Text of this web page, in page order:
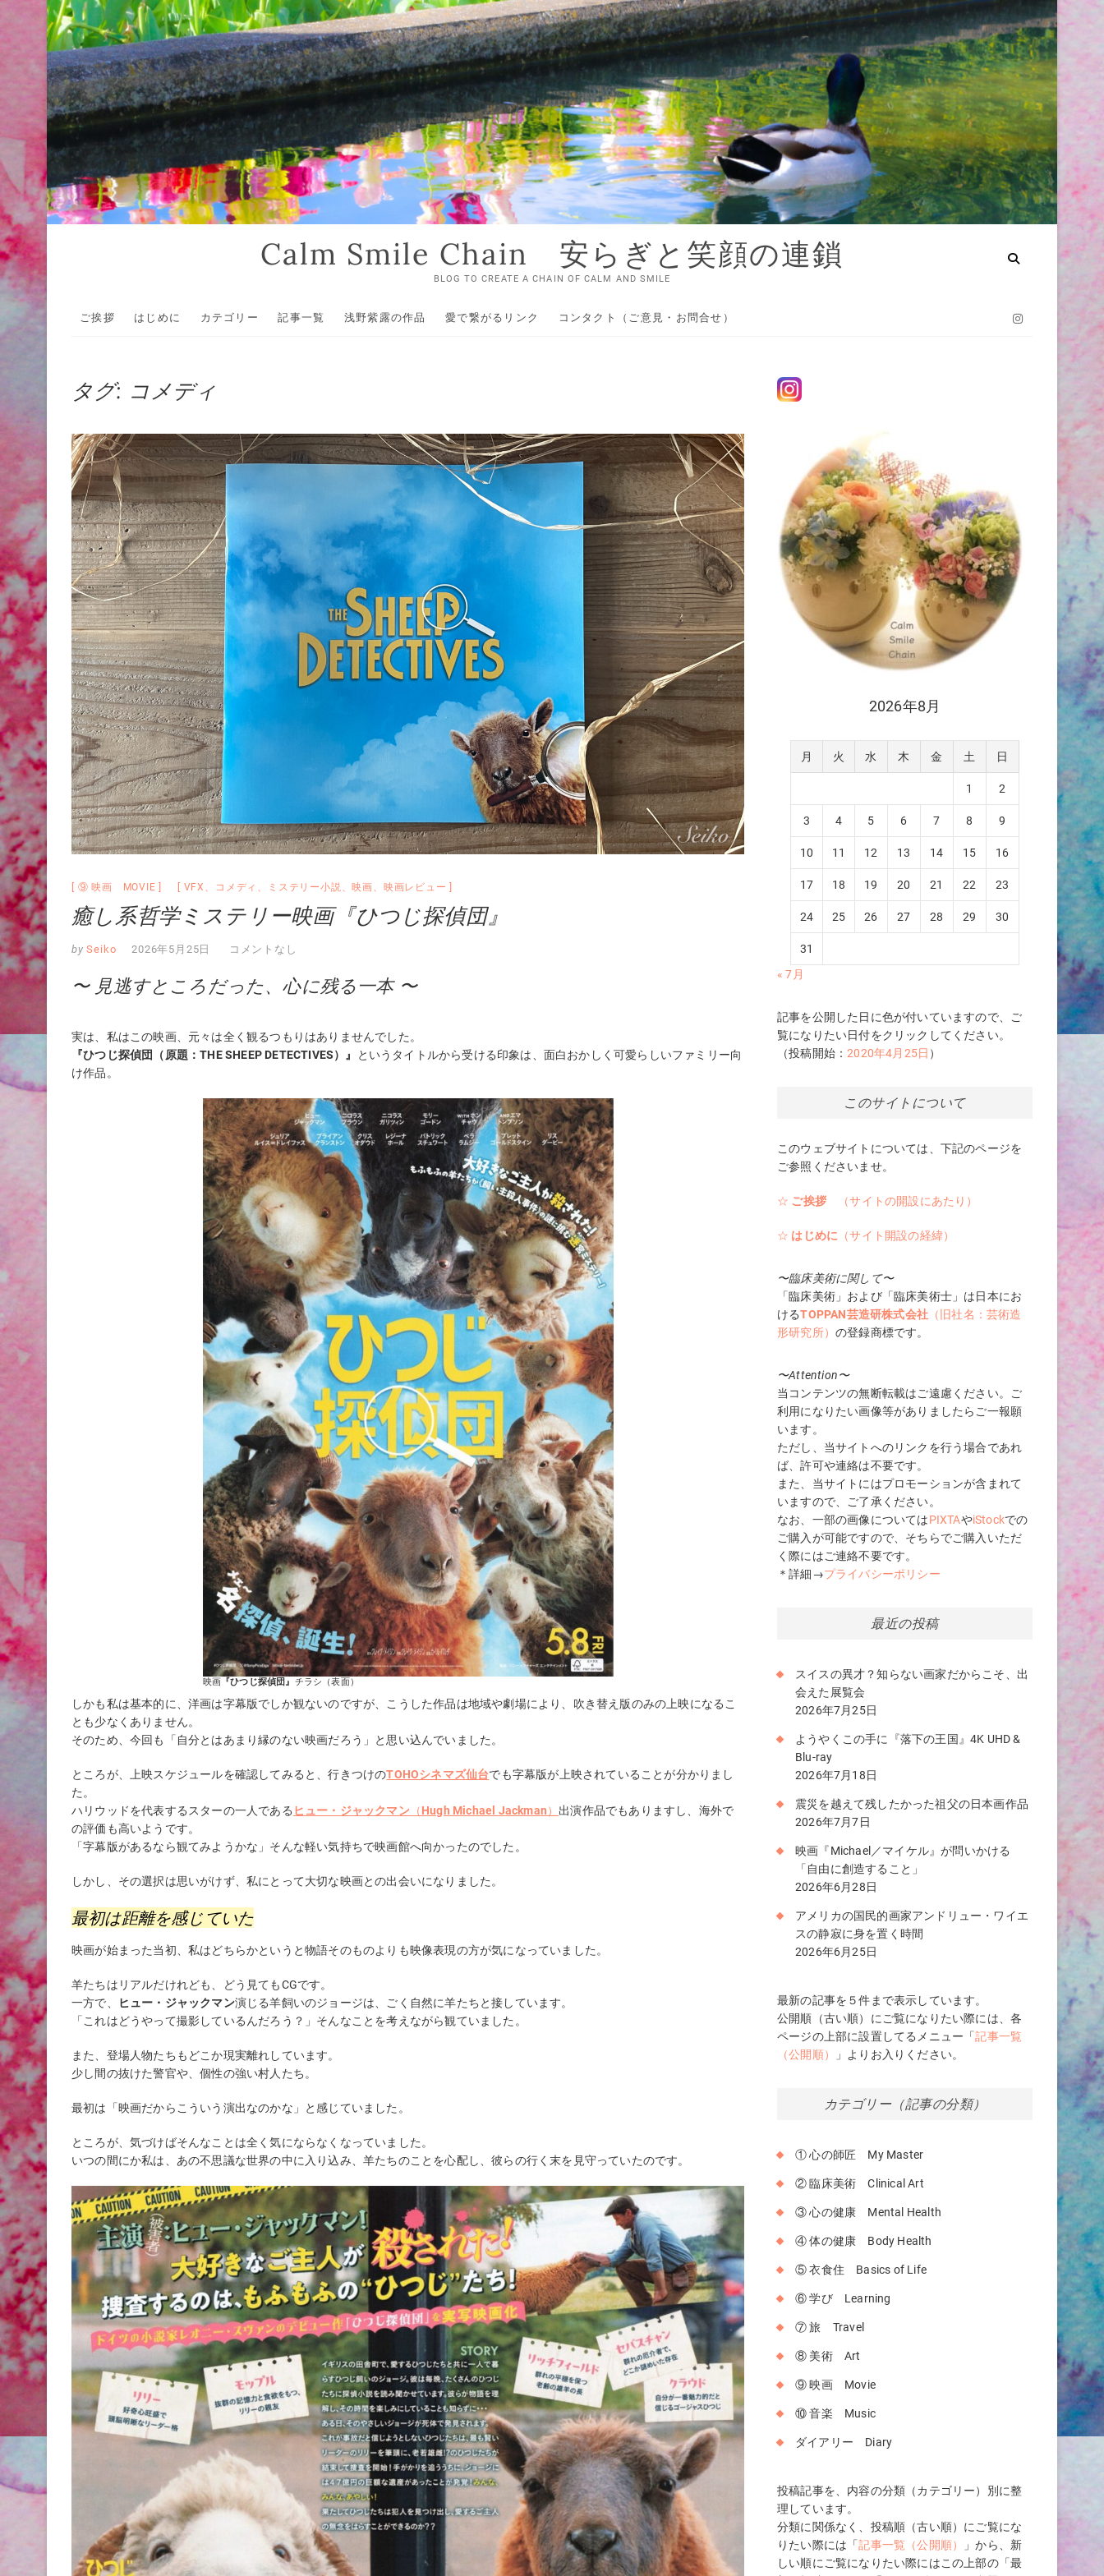
Calm Smile Chain 安らぎと笑顔の連鎖
BLOG TO CREATE A CHAIN OF CALM AND SMILE
Instagram
ご挨拶 はじめに カテゴリー 記事一覧 浅野紫露の作品 愛で繋がるリンク コンタクト（ご意見・お問合せ）
タグ: コメディ
⑨ 映画 MOVIE VFX 、 コメディ 、 ミステリー小説、 映画、 映画レビュー
癒し系哲学ミステリー映画『ひつじ探偵団』
by Seiko 2026年5月25日 コメントなし
〜 見逃すところだった、心に残る一本 〜
実は、私はこの映画、元々は全く観るつもりはありませんでした。
『ひつじ探偵団（原題：THE SHEEP DETECTIVES）』
というタイトルから受ける印象は、面白おかしく可愛らしいファミリー向
け作品。
映画『ひつじ探偵団』 チラシ（表面）
しかも私は基本的に、洋画は字幕版でしか観ないのですが、こうした作品は地域や劇場により、吹き替え版のみの上映になるこ
とも少なくありません。
そのため、今回も「自分とはあまり縁のない映画だろう」と思い込んでいました。
ところが、上映スケジュールを確認してみると、行きつけのTOHOシネマズ仙台でも字幕版が上映されていることが分かりまし
た。
ハリウッドを代表するスターの一人である ヒュー・ジャックマン（Hugh Michael Jackman） 出演作品でもありますし、海外で
の評価も高いようです。
「字幕版があるなら観てみようかな」そんな軽い気持ちで映画館へ向かったのでした。
しかし、その選択は思いがけず、私にとって大切な映画との出会いになりました。
最初は距離を感じていた
映画が始まった当初、私はどちらかというと物語そのものよりも映像表現の方が気になっていました。
羊たちはリアルだけれども、どう見てもCGです。
一方で、
ヒュー・ジャックマン演じる羊飼いのジョージは、ごく自然に羊たちと接しています。
「これはどうやって撮影しているんだろう？」そんなことを考えながら観ていました。
また、登場人物たちもどこか現実離れしています。
少し間の抜けた警官や、個性の強い村人たち。
最初は「映画だからこういう演出なのかな」と感じていました。
ところが、気づけばそんなことは全く気にならなくなっていました。
いつの間にか私は、あの不思議な世界の中に入り込み、羊たちのことを心配し、彼らの行く末を見守っていたのです。
2026年8月
月 火 水 木 金 土 日
1 2
3 4 5 6 7 8 9
10 11 12 13 14 15 16
17 18 19 20 21 22 23
24 25 26 27 28 29 30
31
« 7月
記事を公開した日に色が付いていますので、ご
覧になりたい日付をクリックしてください。
（投稿開始：2020年4月25日 ）
このサイトについて
このウェブサイトについては、下記のページを
ご参照くださいませ。
☆ ご挨拶 （サイトの開設にあたり）
☆ はじめに （サイト開設の経緯）
〜臨床美術に関して〜
「臨床美術」および「臨床美術士」は日本にお
けるTOPPAN芸造研株式会社 （旧社名：芸術造
形研究所） の登録商標です。
〜Attention〜
当コンテンツの無断転載はご遠慮ください。ご
利用になりたい画像等がありましたらご一報願
います。
ただし、当サイトへのリンクを行う場合であれ
ば、許可や連絡は不要です。
また、当サイトにはプロモーションが含まれて
いますので、ご了承ください。
なお、一部の画像についてはPIXTAやiStockでの
ご購入が可能ですので、そちらでご購入いただ
く際にはご連絡不要です。
＊詳細→プライバシーポリシー
最近の投稿
スイスの異才？知らない画家だからこそ、出
会えた展覧会
2026年7月25日
ようやくこの手に『落下の王国』4K UHD &
Blu-ray
2026年7月18日
震災を越えて残したかった祖父の日本画作品
2026年7月7日
映画『Michael／マイケル』が問いかける
「自由に創造すること」
2026年6月28日
アメリカの国民的画家アンドリュー・ワイエ
スの静寂に身を置く時間
2026年6月25日
最新の記事を５件まで表示しています。
公開順（古い順）にご覧になりたい際には、各
ページの上部に設置してるメニュー「記事一覧
（公開順）
」よりお入りください。
カテゴリー（記事の分類）
① 心の師匠 My Master
② 臨床美術 Clinical Art
③ 心の健康 Mental Health
④ 体の健康 Body Health
⑤ 衣食住 Basics of Life
⑥ 学び Learning
⑦ 旅 Travel
⑧ 美術 Art
⑨ 映画 Movie
⑩ 音楽 Music
ダイアリー Diary
投稿記事を、内容の分類（カテゴリー）別に整
理しています。
分類に関係なく、投稿順（古い順）にご覧にな
りたい際には「記事一覧（公開順）
」から、新
しい順にご覧になりたい際にはこの上部の「最